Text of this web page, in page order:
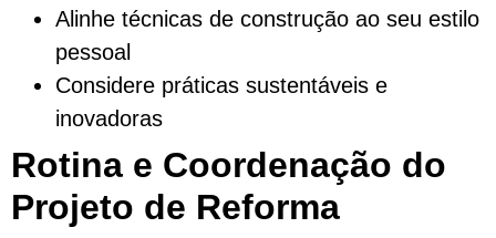
Alinhe técnicas de construção ao seu estilo
pessoal
Considere práticas sustentáveis e
inovadoras
Rotina e Coordenação do
Projeto de Reforma